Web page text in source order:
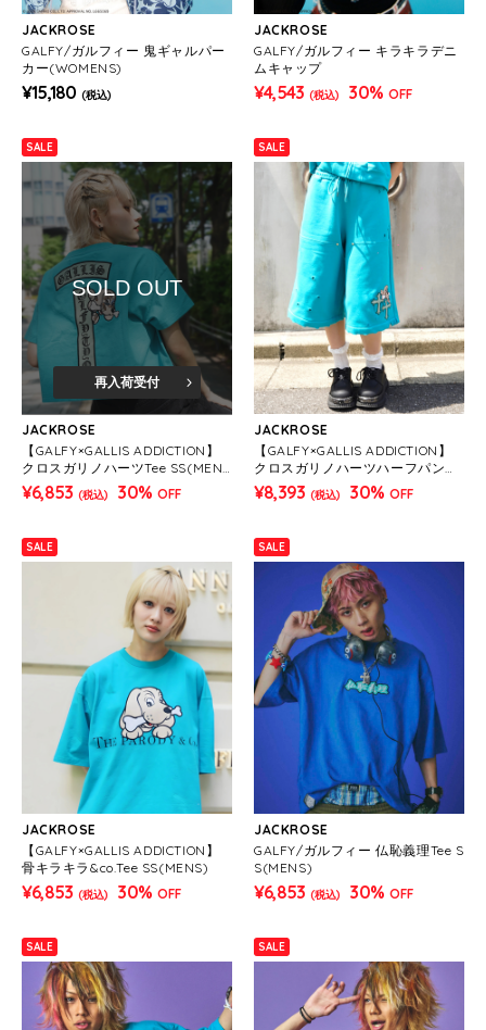
JACKROSE
GALFY/ガルフィー 鬼ギャルパー
カー(WOMENS)
¥15,180 (税込)
JACKROSE
GALFY/ガルフィー キラキラデニ
ムキャップ
¥4,543 (税込) 30% OFF
SALE
SOLD OUT
再入荷受付
JACKROSE
【GALFY×GALLIS ADDICTION】
クロスガリノハーツTee SS(MEN
S/WOMENS)
¥6,853 (税込) 30% OFF
SALE
JACKROSE
【GALFY×GALLIS ADDICTION】
クロスガリノハーツハーフパンツ*
セットアップ対応(MENS/WOME
NS)
¥8,393 (税込) 30% OFF
SALE
JACKROSE
【GALFY×GALLIS ADDICTION】
骨キラキラ&co.Tee SS(MENS)
¥6,853 (税込) 30% OFF
SALE
JACKROSE
GALFY/ガルフィー 仏恥義理Tee S
S(MENS)
¥6,853 (税込) 30% OFF
SALE SALE